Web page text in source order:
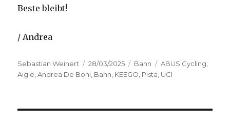
Beste bleibt!
/ Andrea
Author
Sebastian Weinert
Posted
on
28/03/2025 Categories
Bahn Tags
ABUS Cycling
Aigle ,Andrea De Boni Bahn KEEGO Pista UCI